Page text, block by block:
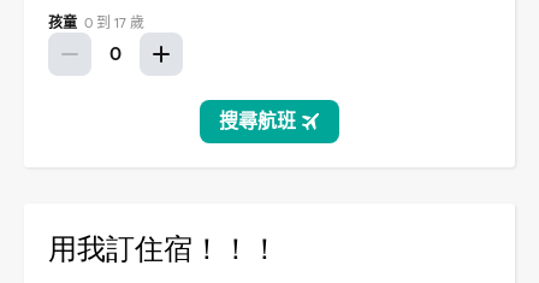
用我訂住宿！！！